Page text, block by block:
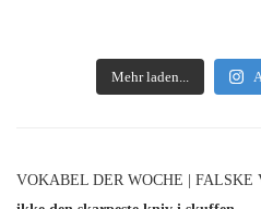
Mehr laden...
VOKABEL DER WOCHE | FALSKE